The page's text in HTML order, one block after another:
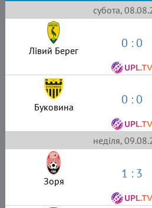
субота,
Лівий Берег 0 : 0
Буковина 0 : 0
неділя,
Зоря 1 : 3